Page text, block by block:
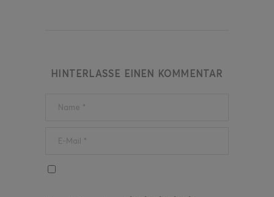
HINTERLASSE EINEN KOMMENTAR